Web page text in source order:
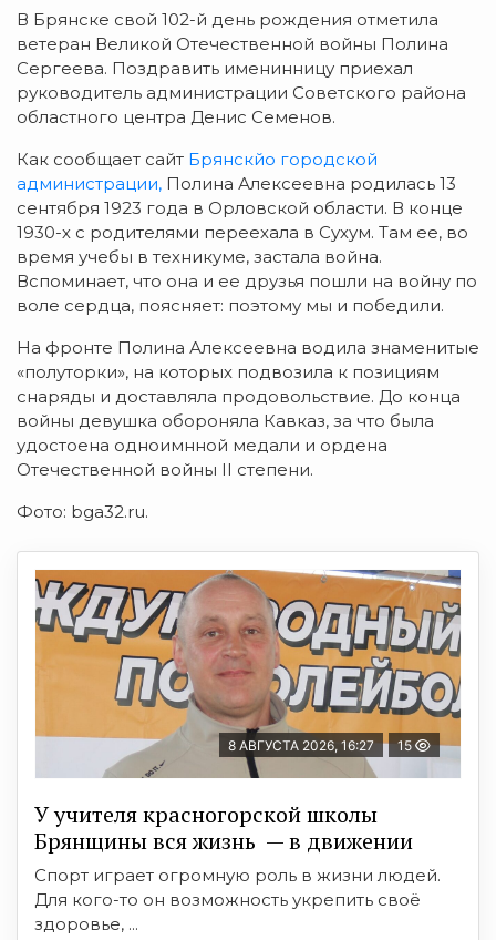
В Брянске свой 102-й день рождения отметила
ветеран Великой Отечественной войны Полина
Сергеева. Поздравить именинницу приехал
руководитель администрации Советского района
областного центра Денис Семенов.
Как сообщает сайт Брянскйо городской
администрации, Полина Алексеевна родилась 13
сентября 1923 года в Орловской области. В конце
1930-х с родителями переехала в Сухум. Там ее, во
время учебы в техникуме, застала война.
Вспоминает, что она и ее друзья пошли на войну по
воле сердца, поясняет: поэтому мы и победили.
На фронте Полина Алексеевна водила знаменитые
«полуторки», на которых подвозила к позициям
снаряды и доставляла продовольствие. До конца
войны девушка обороняла Кавказ, за что была
удостоена одноимнной медали и ордена
Отечественной войны II степени.
Фото: bga32.ru.
8 АВГУСТА 2026, 16:27 15
У учителя красногорской школы
Брянщины вся жизнь — в движении
Спорт играет огромную роль в жизни людей.
Для кого-то он возможность укрепить своё
здоровье, ...